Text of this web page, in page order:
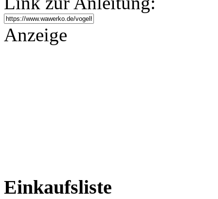
Anzeige
Einkaufsliste